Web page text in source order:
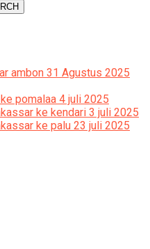
ambon 31 Agustus 2025
pomalaa 4 juli 2025
ke kendari 3 juli 2025
ke palu 23 juli 2025